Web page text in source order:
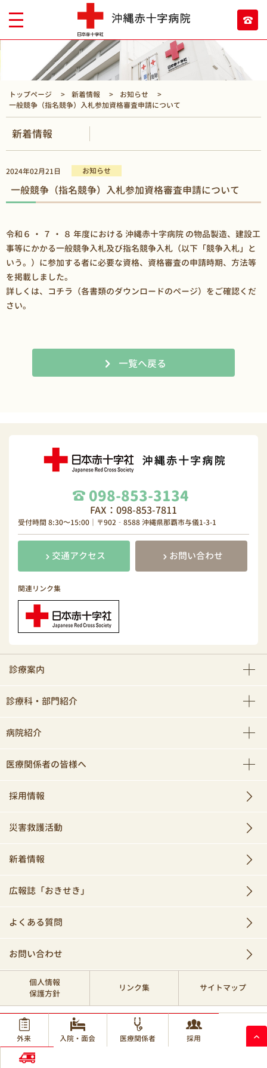
トップページ 新着情報
お知らせ
一般競争（指名競争）入札参加資格審査申請について
新着情報
2024年02月21日 お知らせ
一般競争（指名競争）入札参加資格審査申請について
令和６ ・ ７ ・ ８ 年度における 沖縄赤十字病院 の物品製造、建設工
事等にかかる一般競争入札及び指名競争入札（以下「競争入札」と
いう。）に参加する者に必要な資格、資格審査の申請時期、方法等
を掲載しました。
詳しくは、
コチラ（各書類のダウンロードのページ） をご確認くだ
さい。
一覧へ戻る
098-853-3134
FAX：098-853-7811
受付時間 8:30～15:00｜〒902‐8588 沖縄県那覇市与儀1-3-1
交通アクセス お問い合わせ
関連リンク集
診療案内
診療科・部門紹介
病院紹介
医療関係者の皆様へ
採用情報
災害救護活動
新着情報
広報誌「おきせき」
よくある質問
お問い合わせ
個人情報
保護方針
リンク集 サイトマップ
© 2017 Okinawa Red Cross Hospital.
外来
入院・面会 医療関係者 採用